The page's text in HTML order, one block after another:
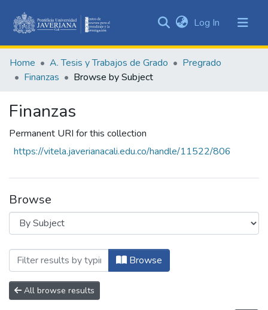
&
Collections
Log In (current)
Home A. Tesis y Trabajos de Grado
Pregrado
Finanzas
Browse by Subject
Finanzas
Permanent URI for this collection
https://vitela.javerianacali.edu.co/handle/11522/806
Browse
Browsing Finanzas by Subject "Banca
Browse
All browse results